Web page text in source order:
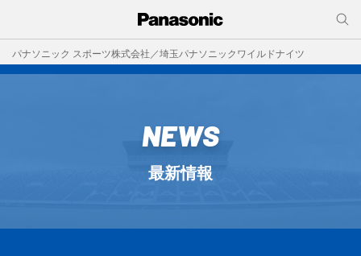
パナソニック スポーツ株式会社／埼玉パナソニックワイルドナイツ
NEWS
最新情報